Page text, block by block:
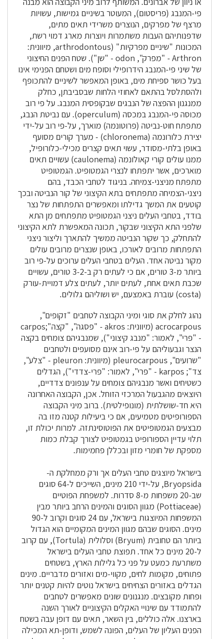
פי-המנבג (פריסטום), המעוטר בשיניים גמישות, עשויות
מרצף של מפרקים, הנוצרים משרידי תאים מתים,
שדפנותיהם העבות משתמרות ויוצרות מארג דמוי רשת,
המכונות "שיניים מפרקיות" (arthrodontous, מיוונית:
Arthron - "מפרק", odon - "שן"). שטח הפנים החיצוני
של שיני פי-המנבג הידרופילי וסופח מים ושטחם הפנימי אינו
בעל כושר ספיחת מים, באופן המאפשר לשיניים להתכופף
ולהסתלסל בהתאם לאחוזי הלחות שבסביבתן, כחלק
ממנגנון ההפצה של הנבגים שבקופסית המנבג. על פי רוב
מכוסה פי-המנבג במכסה (operculum). עם נביטת הנבג,
מתפתח חוט-נביטה (פרוטונמה) מוארך, על-פי רוב על-ידי
יצירת כלורונמה (chloronema) - מערך קורים מסועף
באופן בלתי-מסודר, עשוי תאים קצרים מכילי-כלורופיל,
ממנו עולים קורי קאולונמה (caulonema) עשויים תאים
מוארכים, אשר יתפתחו לנצרי הגמטופיט. הגמטופיט
מתפתח מניצני-צמיחה. בניגוד לטחבי הכבד, בהם
ניצני-הצמיחה מתפתחים בתא הקיצוני של קור הנביטה ובכך
קוטעים את המשך גדילתו ומאפשרים התפתחות של נצר
בודד, בטחבי העלים ניצני הגמטופיט מתפתחים מן התא
שלפני התא הקיצוני שבקור, תכונה המאפשרת לתא הקיצוני
להתחלק, כך שקור הנביטה ממשיך להתארך וליצור ניצני
התפתחות מרובים לאורכו, באופן שנצרים מרובים עולים
מקור נביטה אחד. העלים בטחבי העלים ערוכים על-פי רוב
ביותר מ-3 טורים, אם כי לעתים רק ב-3-2 טורים, עשויים
שכבת תאים אחת, לעתים יותר, לעתים צלע דמויית-עורק
(costa) עוברת באמצעם, יש ושוליהם גלולים.
נהוג לחלק את סוגי ומיני הקבוצה לטחבים "זקופים",
acrocarpous (מיוונית: akros - "פסגה", "קצה";carpos
- "פרי", לאמור: "מנבג קיצוני"), שמנבגיהם צומחים בקצה
הנצר וגבעוליהם על פי-רוב אינם מסועפים ולטחבים
"שרועים", pleurocarpous (מיוונית: pleuron - "צלע",
צד"; karpos - "פרי", לאמור: "פרי-צדדי"), הגדלים
כשטיחים ואשר מנבגיהם צומחים על ענפונים צדדיים,
היוצאים מהגבעול המרכזי הזוחל. אכן, הקבוצה האחרונה
היא חד-שושלתית (מונופילטית). ברוב מיני הקבוצה
הספורופיטים מטמיעים, אם כי ביעילות קטנה מזו בה
מבצעים הגמטופיטים את הפוטוסינתזה. למרות יכולת זו,
תלוי עדיין הספורופיט בגמטופיט לצורך קבלת כמות
מספקת של חומרי מזון ובכללן פחמימות.
בישראל מיוצגים טחבי העלים אך ורק ממחלקת ה-
Bryopsida, על-ידי 210 מינים, השייכים ל-64 סוגים
שב-20 משפחות מ-8 סדרות. למשפחת הפוטיים
(Pottiaceae) מגוון הסוגים והמינים הרחב ביותר מבין
המשפחות המיוצגות בישראל, עם 24 סוגים וקרוב ל-90
מינים. הסוגים שבהם מגוון המינים המקומיים הוא הגדול
ביותר הם טחובית (Bryum) וסלולית (Tortula), עם קרוב
ל-20 מינים כל אחד. תפוצת טחבי העלים בישראל
משתרעת כמעט על פני כל גלילות הארץ, בשטחים
פתוחים, מקומות לחים, מקווי-מים ואזורים מדבריים. מינים
הגדלים באזורים הצחיחים בישראל נוטים להיות קטנים יותר
ופחות מקובצים. מנגנונים שונים מאפשרים לטחבים
להתמודד עם שינויי האקלים הקיצוניים לאורך השנה
בארצנו. אלה כוללים, בין השאר, תאים עם דופן עבה בשטח
הפנים העליון של העלים, הפונה לשמש, ודופן-תא המכילה